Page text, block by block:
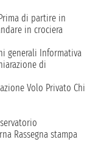
di partire in
in crociera
generali Informativa
di
Volo Privato Chi
Rassegna stampa